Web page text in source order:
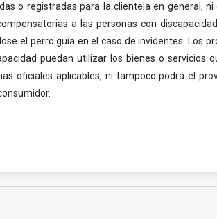
o registradas para la clientela en general,
a las personas con
el perro guía en el caso de invidentes. Los
puedan utilizar los bienes o servicios
oficiales aplicables, ni tampoco podrá el